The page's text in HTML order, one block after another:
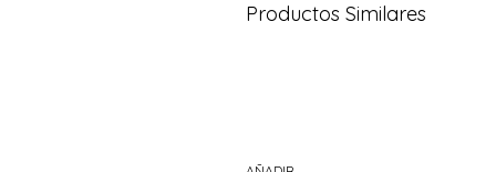
Productos Similares